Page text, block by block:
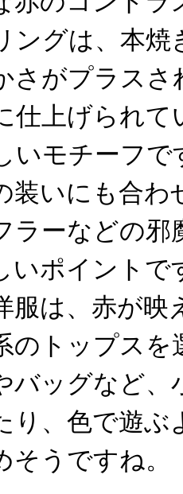
ングは、本焼
さがプラスさ
仕上げられ
いモチーフ
装いにも合わ
ラーなどの
いポイントで
服は、赤が映
のトップスを
バッグなど、
り、色で遊ぶ
うですね。